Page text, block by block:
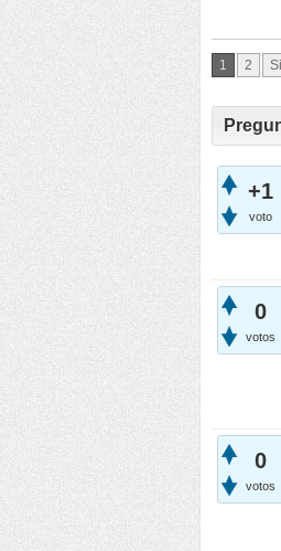
1 2
+1
voto
0
votos
0
votos